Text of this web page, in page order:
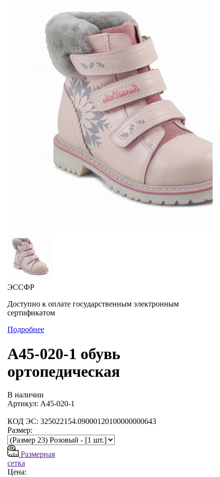
ЭССФР
Доступно к оплате государственным электронным
сертификатом
Подробнее
А45-020-1 обувь
ортопедическая
В наличии
Артикул: А45-020-1
КОД ЭС: 325022154.09000120100000000643
Размер:
Размерная
сетка
Цена: